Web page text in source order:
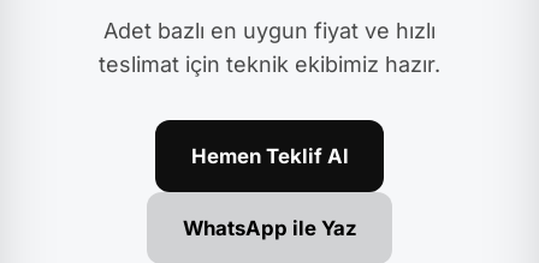
Adet bazlı en uygun fiyat ve hızlı
teslimat için teknik ekibimiz hazır.
Hemen Teklif Al
WhatsApp ile Yaz